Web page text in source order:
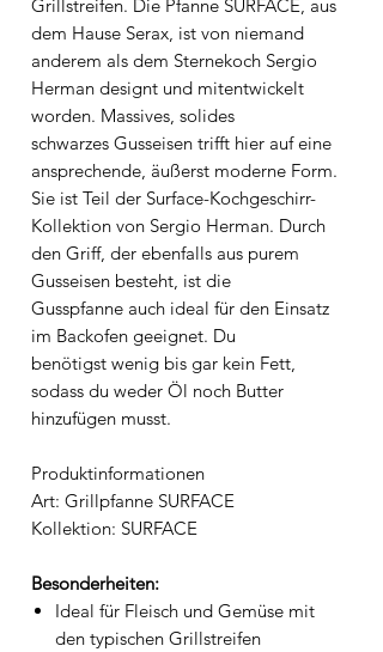
Grillstreifen. Die Pfanne SURFACE, aus
dem Hause Serax, ist von niemand
anderem als dem Sternekoch Sergio
Herman designt und mitentwickelt
worden. Massives, solides
schwarzes Gusseisen trifft hier auf eine
ansprechende, äußerst moderne Form.
Sie ist Teil der Surface-Kochgeschirr-
Kollektion von Sergio Herman. Durch
den Griff, der ebenfalls aus purem
Gusseisen besteht, ist die
Gusspfanne auch ideal für den Einsatz
im Backofen geeignet. Du
benötigst wenig bis gar kein Fett,
sodass du weder Öl noch Butter
hinzufügen musst.
Produktinformationen
Art: Grillpfanne SURFACE
Kollektion: SURFACE
Besonderheiten:
Ideal für Fleisch und Gemüse mit
den typischen Grillstreifen